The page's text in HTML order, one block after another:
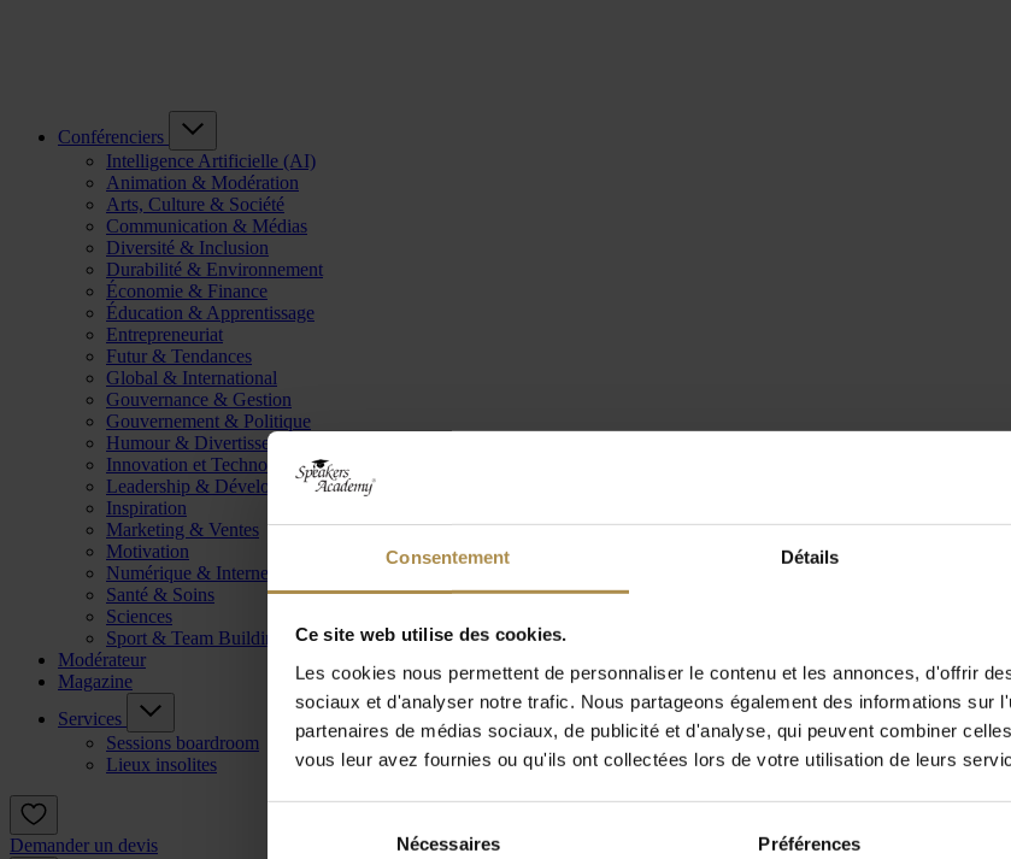
Consentement Détails
Ce site web utilise des cookies.
Les cookies nous permettent de personnaliser le contenu et les annonces, d'offrir
sociaux et d'analyser notre trafic. Nous partageons également des informations sur
partenaires de médias sociaux, de publicité et d'analyse, qui peuvent combiner
vous leur avez fournies ou qu'ils ont collectées lors de votre utilisation de leurs
Nécessaires Préférences
Conférenciers
Intelligence Artificielle (AI)
Animation & Modération
Arts, Culture & Société
Communication & Médias
Diversité & Inclusion
Durabilité & Environnement
Économie & Finance
Éducation & Apprentissage
Entrepreneuriat
Futur & Tendances
Global & International
Gouvernance & Gestion
Gouvernement & Politique
Humour & Divertissement
Innovation et Technologie
Leadership & Développement
Inspiration
Marketing & Ventes
Motivation
Numérique & Internet
Santé & Soins
Sciences
Sport & Team Building
Modérateur
Magazine
Services
Sessions boardroom
Lieux insolites
Demander un devis